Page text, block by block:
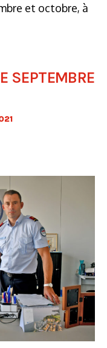
et octobre, à
SEPTEMBRE